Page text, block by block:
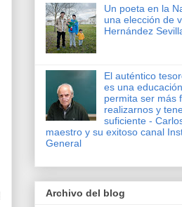
Un poeta en la
una elección de
Hernández
El auténtico
es una
permita ser más
realizarnos y
suficiente -
maestro y su exitoso canal
General
Archivo del blog